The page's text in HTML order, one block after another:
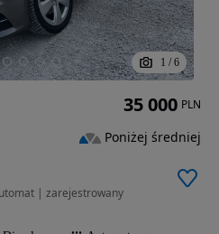
1 / 6
| zarejestrowany
35 000 PLN
Poniżej średniej